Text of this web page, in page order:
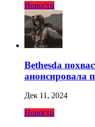
Новости
Bethesda
анонсировала
Дек 11, 2024
Новости